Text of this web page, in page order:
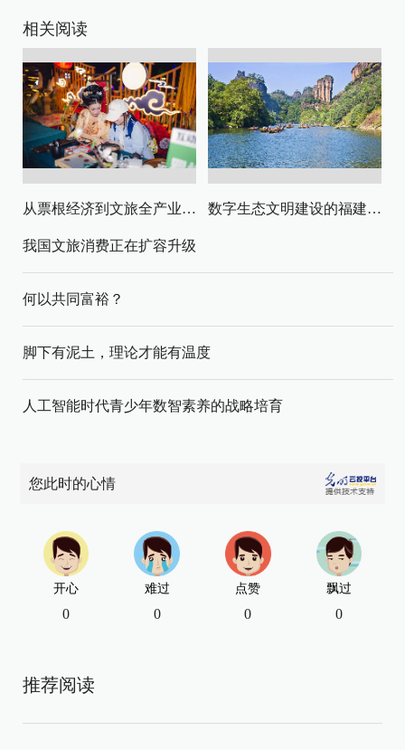
相关阅读
从票根经济到文旅全产业链升级 数字生态文明建设的福建路径与启示
我国文旅消费正在扩容升级
何以共同富裕？
脚下有泥土，理论才能有温度
人工智能时代青少年数智素养的战略培育
您此时的心情
开心
0
难过
0
点赞
0
飘过
0
推荐阅读